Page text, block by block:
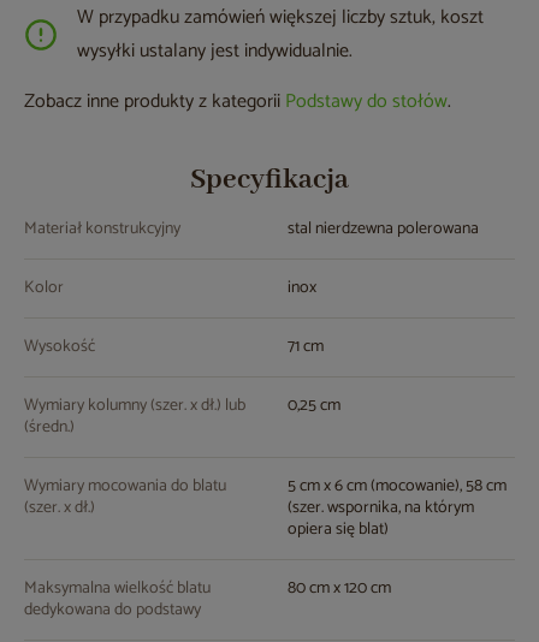
W przypadku zamówień większej liczby sztuk, koszt
wysyłki ustalany jest indywidualnie.
Zobacz inne produkty z kategoriiPodstawy do stołów.
Specyfikacja
Materiał konstrukcyjny stal nierdzewna polerowana
Kolor inox
Wysokość 71 cm
Wymiary kolumny (szer. x dł.) lub
(średn.)
0,25 cm
Wymiary mocowania do blatu
(szer. x dł.)
5 cm x 6 cm (mocowanie), 58 cm
(szer. wspornika, na którym
opiera się blat)
Maksymalna wielkość blatu
dedykowana do podstawy
80 cm x 120 cm